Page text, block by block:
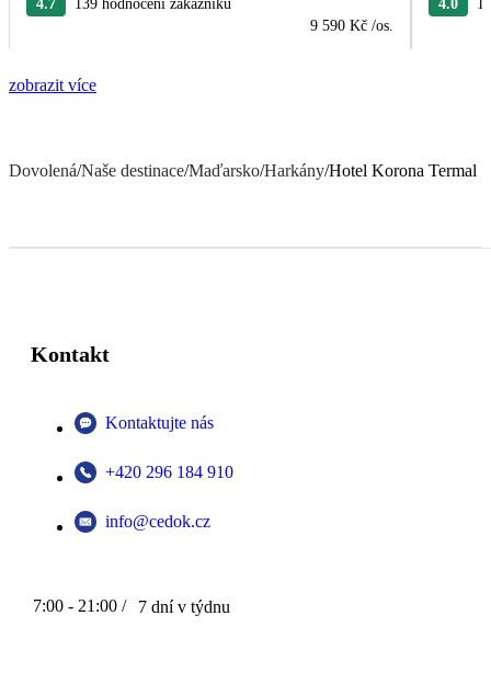
4.7
139 hodnocení zákazníků
9 590 Kč /os.
4.0
zobrazit více
Dovolená/Naše destinace/Maďarsko/Harkány/Hotel Korona Termal
Kontakt
Kontaktujte nás
+420 296 184 910
info@cedok.cz
7:00 - 21:00 / 7 dní v týdnu